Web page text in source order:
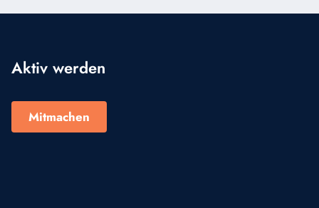
Aktiv werden
Mitmachen